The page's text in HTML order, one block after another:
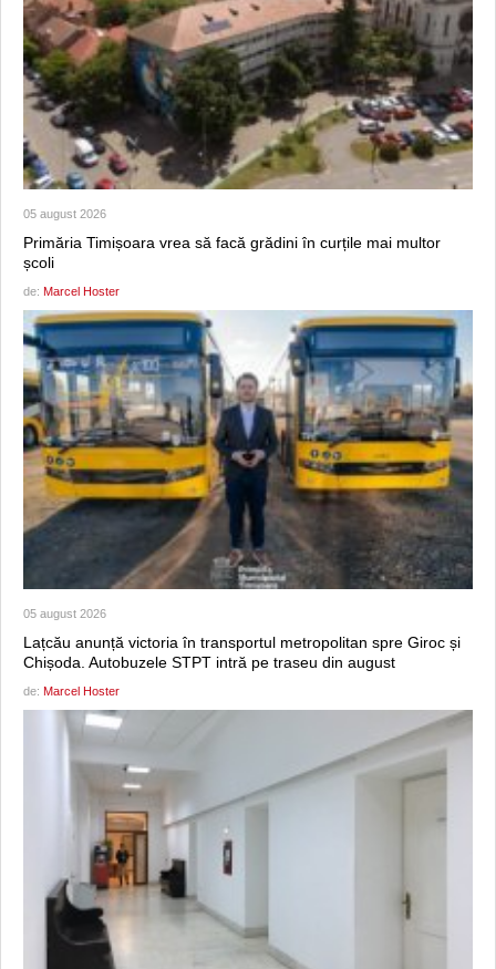
05 august 2026
Primăria Timișoara vrea să facă grădini în curțile mai multor
școli
de: Marcel Hoster
05 august 2026
Lațcău anunță victoria în transportul metropolitan spre Giroc și
Chișoda. Autobuzele STPT intră pe traseu din august
de: Marcel Hoster